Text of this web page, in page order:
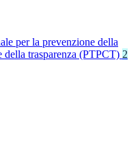
per la prevenzione della
della trasparenza (PTPCT) 2